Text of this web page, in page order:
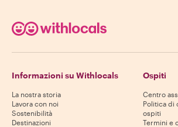
Informazioni su Withlocals
La nostra storia
Lavora con noi
Sostenibilità
Destinazioni
Ospiti
Centro
Politica di
ospiti
Termini e